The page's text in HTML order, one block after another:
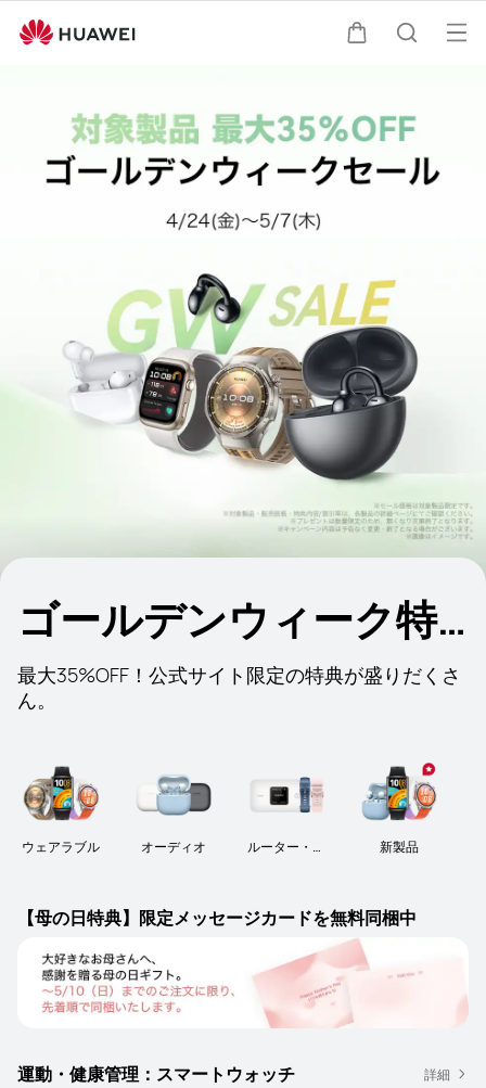
オ
ゴールデンウィーク特
大セール
最大35%OFF！公式サイト限定の特典が盛りだくさ
ん。
ウェアラブル オーディオ
ルーター・周
新製品
【母の日特典】限定メッセージカードを無料同梱中
運動・健康管理：スマートウォッチ 詳細